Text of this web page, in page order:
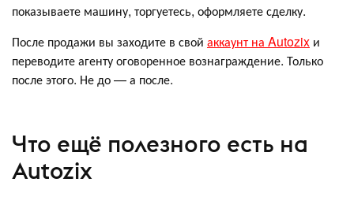
показываете машину, торгуетесь, оформляете сделку.
После продажи вы заходите в свой аккаунт на Autozix и
переводите агенту оговоренное вознаграждение. Только
после этого. Не до — а после.
Что ещё полезного есть на
Autozix